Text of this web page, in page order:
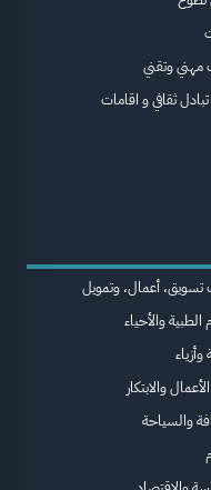
مهني وتقني
ثقافي و اقامات
تسويق، أعمال، وتمويل
الطبية والأحياء
والابتكار
والسياحة